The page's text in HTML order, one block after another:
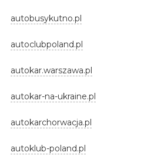
autobusykutno.pl
autoclubpoland.pl
autokar.warszawa.pl
autokar-na-ukraine.pl
autokarchorwacja.pl
autoklub-poland.pl